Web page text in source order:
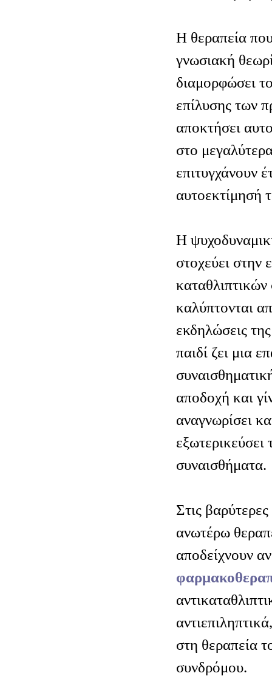
Η θεραπεία
γνωσιακή
διαμορφώσει
επίλυσης των
αποκτήσει
στο
επιτυγχάνουν
αυτοεκτίμησή
Η
στοχεύει στην
καλύπτονται
εκδηλώσεις
παιδί ζει μια
αποδοχή και
αναγνωρίσει
εξωτερικεύσει
συναισθήματα.
Στις
ανωτέρω
αποδείχνουν
στη θεραπεία
συνδρόμου.